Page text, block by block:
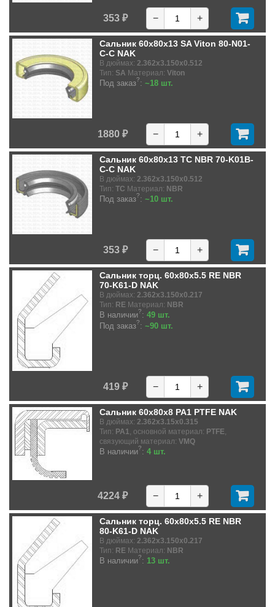
353 ₽ − +
Сальник 60x80x13 SA Viton 80-N01-
C-C NAK
В дюймах: 2.362x3.150x0.512
Тип: SA Материал: Viton
Под заказ?: ~18 шт.
1880 ₽ − +
Сальник 60x80x13 TC NBR 70-K01B-
C-C NAK
В дюймах: 2.362x3.150x0.512
Тип: TC Материал: NBR
Под заказ?: ~10 шт.
353 ₽ − +
Сальник торц. 60x80x5.5 RE NBR
70-K61-D NAK
В дюймах: 2.362x3.150x0.217
Тип: RE Материал: NBR
В наличии?: 49 шт.
Под заказ?: ~90 шт.
419 ₽ − +
Сальник 60x80x8 PA1 PTFE NAK
В дюймах: 2.362x3.15x0.315
Тип: PA1, основной материал: PTFE,
связующий материал: VMQ
В наличии?: 4 шт.
4224 ₽ − +
Сальник торц. 60x80x5.5 RE NBR
80-K61-D NAK
В дюймах: 2.362x3.150x0.217
Тип: RE Материал: NBR
В наличии?: 13 шт.